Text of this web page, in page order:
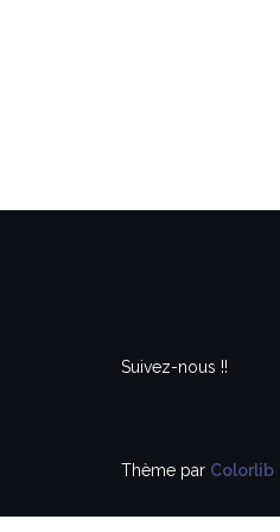
Suivez-nous !!
Thème par Colorlib